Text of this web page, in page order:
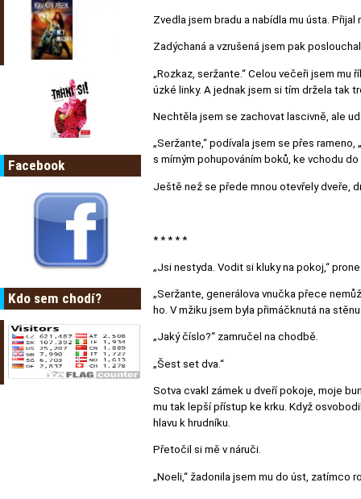
Facebook
Kdo sem chodí?
Zvedla jsem bradu a nabídla mu ústa.
Zadýchaná a vzrušená jsem pak
„Rozkaz, seržante.“ Celou večeři jsem
úzké linky. A jednak jsem si tím držela tak
Nechtěla jsem se zachovat lascivně, ale
„Seržante,“ podívala jsem se přes
s mírným pohupováním boků, ke vchodu
Ještě než se přede mnou otevřely dveře,
* * * * *
„Jsi nestyda. Vodit si kluky na pokoj,“
„Seržante, generálova vnučka přece
ho. V mžiku jsem byla přimáčknutá na
„Jaký číslo?“ zamručel na chodbě.
„Šest set dva.“
Sotva cvakl zámek u dveří pokoje, moje
mu tak lepší přístup ke krku. Když
hlavu k hrudníku.
Přetočil si mě v náruči.
„Noeli,“ žadonila jsem mu do úst, zatímco